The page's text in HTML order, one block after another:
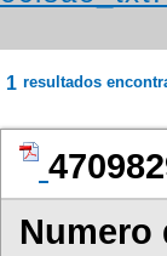
1 resultados
Numero